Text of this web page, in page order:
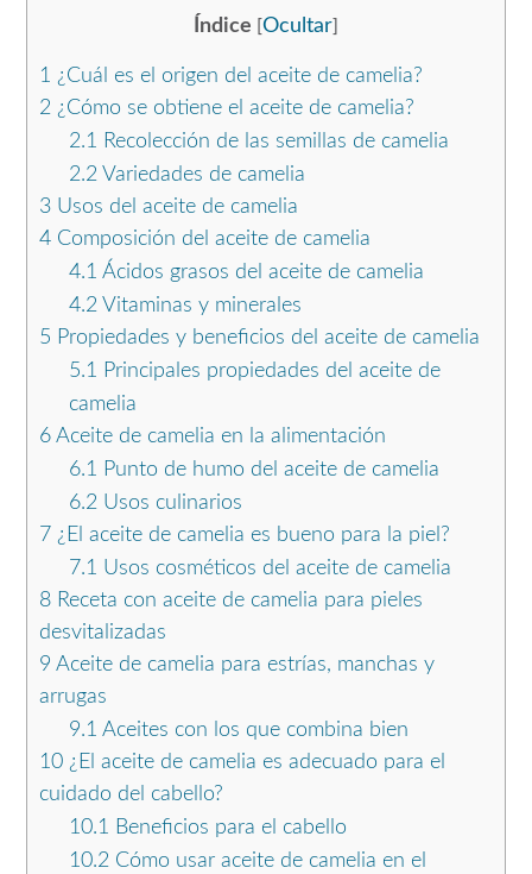
Índice Ocultar
1 ¿Cuál es el origen del aceite de camelia?
2 ¿Cómo se obtiene el aceite de camelia?
2.1 Recolección de las semillas de camelia
2.2Variedades de camelia
3 Usos del aceite de camelia
4 Composición del aceite de camelia
4.1 Ácidos grasos del aceite de camelia
4.2Vitaminas y minerales
5 Propiedades y beneficios del aceite de camelia
5.1 Principales propiedades del aceite de
camelia
6 Aceite de camelia en la alimentación
6.1 Punto de humo del aceite de camelia
6.2Usos culinarios
7 ¿El aceite de camelia es bueno para la piel?
7.1 Usos cosméticos del aceite de camelia
8 Receta con aceite de camelia para pieles
desvitalizadas
9 Aceite de camelia para estrías, manchas y
arrugas
9.1 Aceites con los que combina bien
10 ¿El aceite de camelia es adecuado para el
cuidado del cabello?
10.1 Beneficios para el cabello
10.2Cómo usar aceite de camelia en el